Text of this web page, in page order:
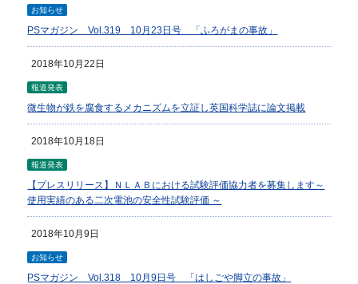
お知らせ
PSマガジン Vol.319 10月23日号 「ふろがまの事故」
2018年10月22日
報道発表
微生物が鉄を腐食するメカニズムを立証し英国科学誌に論文掲載
2018年10月18日
報道発表
【プレスリリース】ＮＬＡＢにおける試験評価協力者を募集します～
使用実績のある二次電池の安全性試験評価 ～
2018年10月9日
お知らせ
PSマガジン Vol.318 10月9日号 「はしごや脚立の事故」